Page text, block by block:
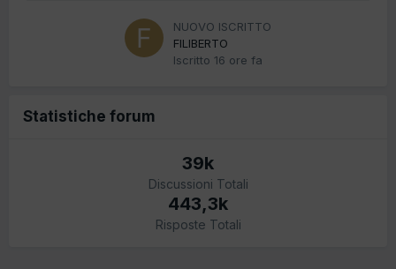
NUOVO ISCRITTO
FILIBERTO
Iscritto 16 ore fa
Statistiche forum
39k
Discussioni Totali
443,3k
Risposte Totali